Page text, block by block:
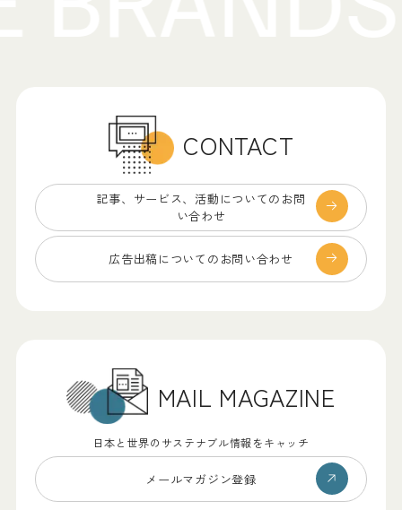
CONTACT
記事、サービス、 活動についてのお問
い合わせ
広告出稿についての お問い合わせ
MAIL MAGAZINE
日本と世界のサステナブル情報をキャッチ
メールマガジン登録